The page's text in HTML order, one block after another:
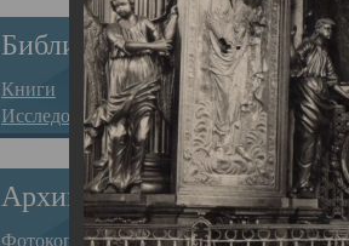
Библиотека
Книги
Исследования
Архив
Фотокопии дел